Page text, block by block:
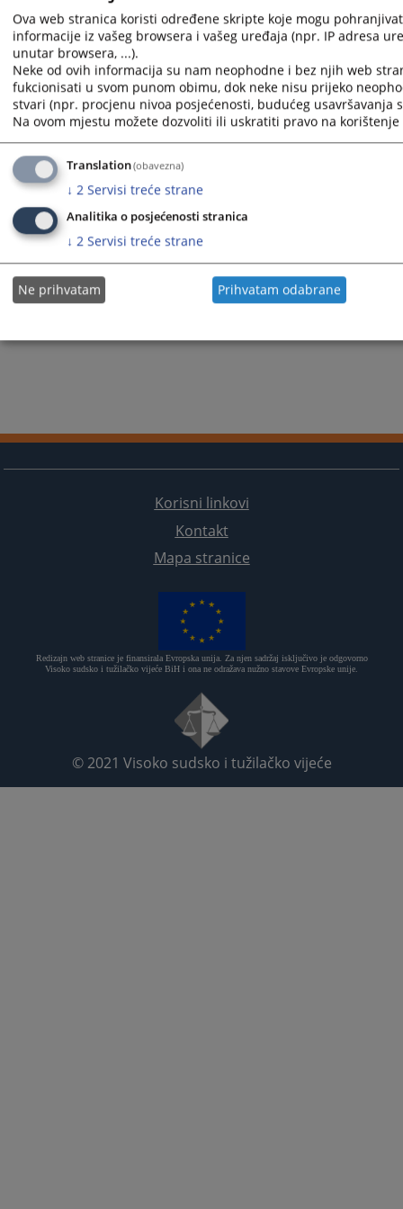
Saša Sarajlić,
Željka Fabić,
Obren Bužanin.
Podršku u radu ovoj stalnoj komisiji pruža Odjel za imenovanje
i napredovanje.
Prikazana vijest je na: Bosanski jezik
Vijest dostupna još na
796
Korisni linkovi
Kontakt
Mapa stranice
Redizajn web stranice je finansirala Evropska unija. Za njen sadržaj isključivo je odgovorno
Visoko sudsko i tužilačko vijeće BiH i ona ne odražava nužno stavove Evropske unije.
© 2021 Visoko sudsko i tužilačko vijeće
Ova web stranica koristi određene skripte koje mogu
informacije iz vašeg browsera i vašeg uređaja (npr. IP adresa
unutar browsera, ...).
Neke od ovih informacija su nam neophodne i bez njih web
fukcionisati u svom punom obimu, dok neke nisu prijeko
stvari (npr. procjenu nivoa posjećenosti, budućeg usavršavanja
Na ovom mjestu možete dozvoliti ili uskratiti pravo na
Translation(obavezna)
↓ 2 Servisi treće strane
Analitika o posjećenosti stranica
↓ 2 Servisi treće strane
Ne prihvatam Prihvatam odabrane